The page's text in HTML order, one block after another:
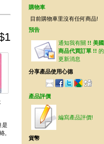
是
,
購物車
目前購物車里沒有任何商品!
預告
通知我有關 !! 美國
商品代買訂單 !! 的
更新消息
分享產品使用心德
產品評價
編寫產品評價!
貨幣